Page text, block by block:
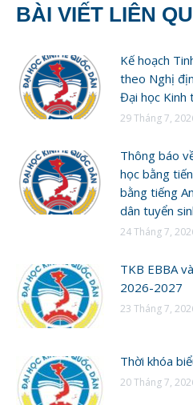
BÀI VIẾT LIÊN
Kế hoạch
theo Nghị
Đại học Kinh
29 Tháng 7,
Thông báo
học bằng
bằng tiếng
dân tuyển
24 Tháng 7,
TKB EBBA
2026-2027
23 Tháng 7,
Thời khóa
20 Tháng 7,